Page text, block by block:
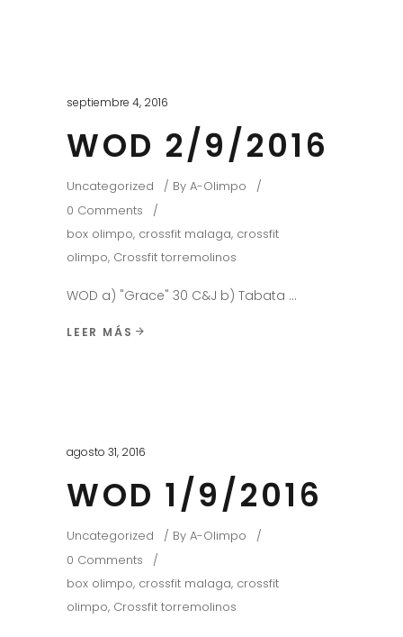
septiembre 4, 2016
WOD 2/9/2016
Uncategorized By A-Olimpo
0 Comments
box olimpo, crossfit malaga, crossfit
olimpo, Crossfit torremolinos
WOD a) "Grace" 30 C&J b) Tabata
LEER MÁS
agosto 31, 2016
WOD 1/9/2016
Uncategorized By A-Olimpo
0 Comments
box olimpo, crossfit malaga, crossfit
olimpo, Crossfit torremolinos